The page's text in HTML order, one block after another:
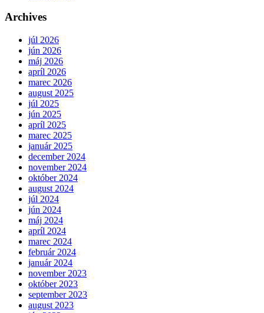
Archives
júl 2026
jún 2026
máj 2026
apríl 2026
marec 2026
august 2025
júl 2025
jún 2025
apríl 2025
marec 2025
január 2025
december 2024
november 2024
október 2024
august 2024
júl 2024
jún 2024
máj 2024
apríl 2024
marec 2024
február 2024
január 2024
november 2023
október 2023
september 2023
august 2023